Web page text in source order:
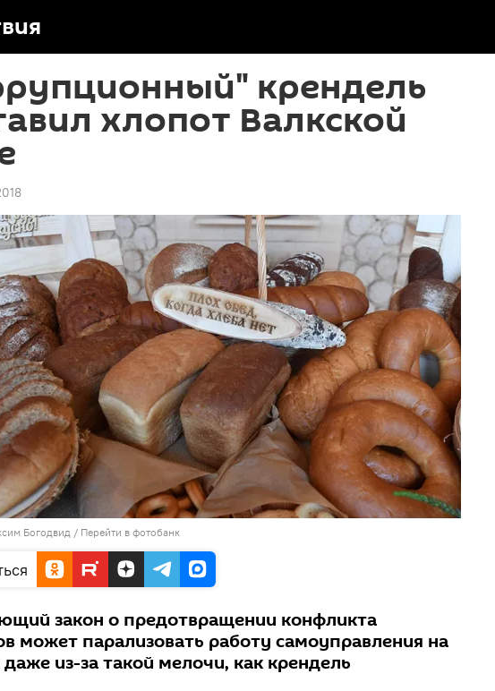
крендель
хлопот Валкской
Богодвид / Перейти в фотобанк
закон о предотвращении конфликта
может парализовать работу самоуправления на
из-за такой мелочи, как крендель